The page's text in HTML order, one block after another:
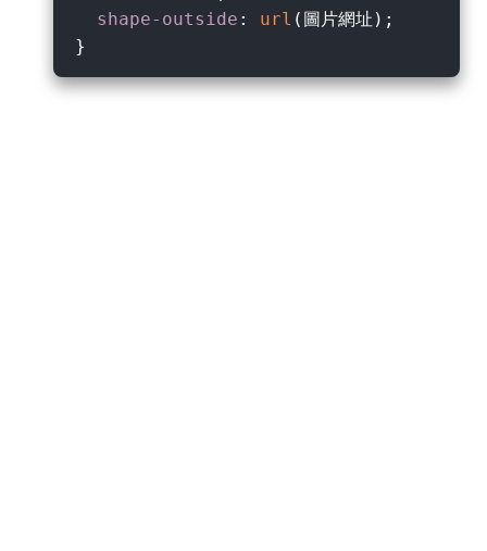
shape-outside : url (圖片網址);